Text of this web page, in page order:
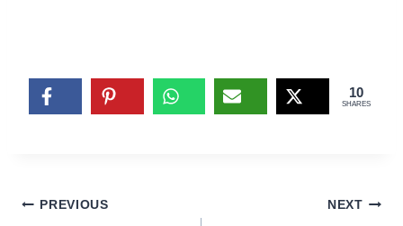
10
SHARES
Inläggsnavigering
PREVIOUS NEXT